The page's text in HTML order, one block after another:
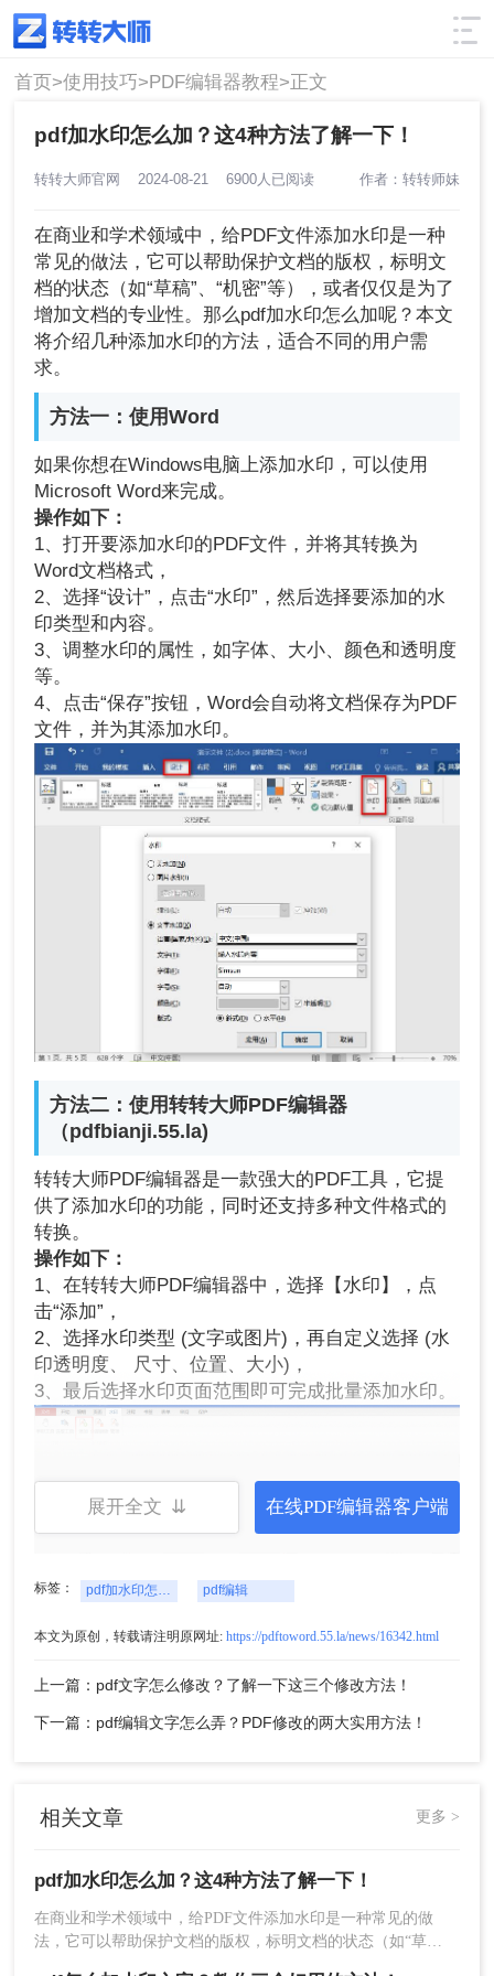
使用技巧 筛选
首页>使用技巧>PDF编辑器教程>正文
pdf加水印怎么加？这4种方法了解一下！
转转大师官网 2024-08-21 6900人已阅读 作者：转转师妹
在商业和学术领域中，给PDF文件添加水印是一种
常见的做法，它可以帮助保护文档的版权，标明文
档的状态（如“草稿”、“机密”等），或者仅仅是为了
增加文档的专业性。那么pdf加水印怎么加呢？本文
将介绍几种添加水印的方法，适合不同的用户需
求。
方法一：使用Word
如果你想在Windows电脑上添加水印，可以使用
Microsoft Word来完成。
操作如下：
1、打开要添加水印的PDF文件，并将其转换为
Word文档格式，
2、选择“设计”，点击“水印”，然后选择要添加的水
印类型和内容。
3、调整水印的属性，如字体、大小、颜色和透明度
等。
4、点击“保存”按钮，Word会自动将文档保存为PDF
文件，并为其添加水印。
方法二：使用转转大师PDF编辑器
（pdfbianji.55.la)
转转大师PDF编辑器是一款强大的PDF工具，它提
供了添加水印的功能，同时还支持多种文件格式的
转换。
操作如下：
1、在转转大师PDF编辑器中，选择【水印】，点
击“添加”，
2、选择水印类型 (文字或图片)，再自定义选择 (水
印透明度、 尺寸、位置、大小)，
3、最后选择水印页面范围即可完成批量添加水印。
如果您使用的是Mac电脑，可以使用预览应用程序
操作如下：
1、打开Mac上的预览应用程序，然后打开您想要添
加水印的PDF文件。
2、点击“工具”菜单，选择“注释”工具组中的“文本”。
展开全文 ⇊ 在线PDF编辑器客户端
标签： pdf加水印怎么加 pdf编辑
本文为原创，转载请注明原网址: https://pdftoword.55.la/news/16342.html
上一篇：pdf文字怎么修改？了解一下这三个修改方法！
下一篇：pdf编辑文字怎么弄？PDF修改的两大实用方法！
相关文章 更多 >
pdf加水印怎么加？这4种方法了解一下！
在商业和学术领域中，给PDF文件添加水印是一种常见的做
法，它可以帮助保护文档的版权，标明文档的状态（如“草